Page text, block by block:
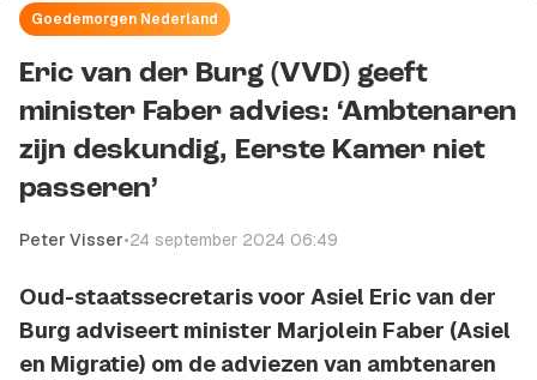
Goedemorgen Nederland
Eric van der Burg (VVD) geeft
minister Faber advies: ‘Ambtenaren
zijn deskundig, Eerste Kamer niet
passeren’
Peter Visser•24 september 2024 06:49
Oud-staatssecretaris voor Asiel Eric van der
Burg adviseert minister Marjolein Faber (Asiel
en Migratie) om de adviezen van ambtenaren